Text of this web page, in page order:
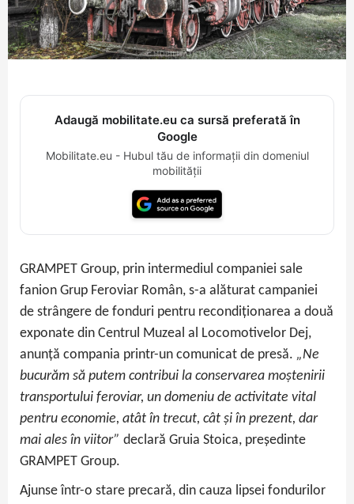
Adaugă mobilitate.eu ca sursă preferată în
Google
Mobilitate.eu - Hubul tău de informații din domeniul
mobilității
GRAMPET Group, prin intermediul companiei sale
fanion Grup Feroviar Român, s-a alăturat campaniei
de strângere de fonduri pentru recondiționarea a două
exponate din Centrul Muzeal al Locomotivelor Dej,
anunță compania printr-un comunicat de presă. „Ne
bucurăm să putem contribui la conservarea moștenirii
transportului feroviar, un domeniu de activitate vital
pentru economie, atât în trecut, cât și în prezent, dar
mai ales în viitor” declară Gruia Stoica, președinte
GRAMPET Group.
Ajunse într-o stare precară, din cauza lipsei fondurilor